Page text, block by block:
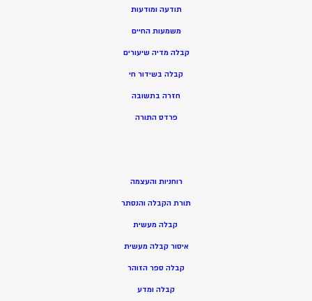
תודעה ומודעות
משמעות החיים
קבלה מדיה שיעורים
קבלה בשידור חי
חזרה בתשובה
פרדס התורה
רוחניות והעצמה
תורת הקבלה והנסתר
קבלה מעשית
איסור קבלה מעשית
קבלה ספר הזוהר
קבלה ומדע